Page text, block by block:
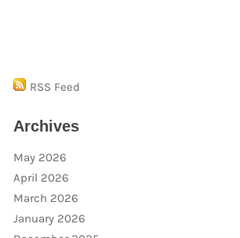
RSS Feed
Archives
May 2026
April 2026
March 2026
January 2026